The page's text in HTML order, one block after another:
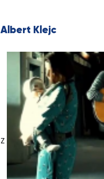
Albert Klejc
Z